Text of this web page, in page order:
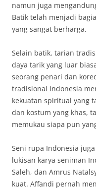
namun juga
Batik telah menjadi
yang sangat berharga.
Selain batik, tarian
daya tarik yang luar
seorang penari dan
tradisional Indonesia
kekuatan spiritual yang
dan kostum yang khas,
memukau siapa pun
Seni rupa Indonesia
lukisan karya seniman
Saleh, dan Amrus
kuat. Affandi pernah